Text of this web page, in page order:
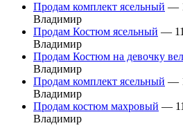
Продам комплект ясельный —
Владимир
Продам Костюм ясельный —
Владимир
Продам Костюм на девочку
Владимир
Продам комплект ясельный —
Владимир
Продам костюм махровый —
Владимир